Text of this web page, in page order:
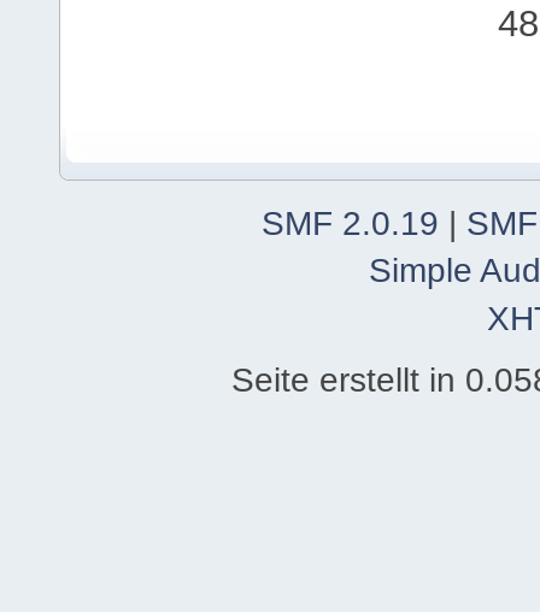
SMF 2.0.19
Simple
Seite erstellt in